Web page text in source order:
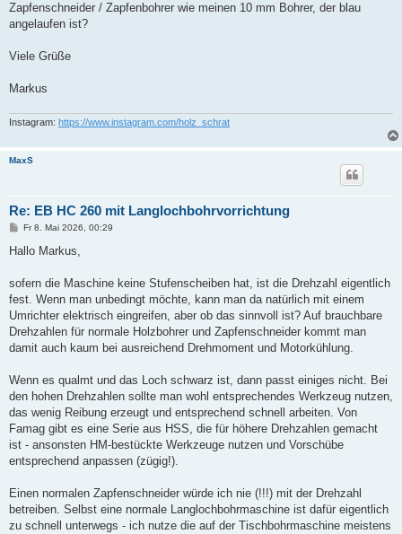
Zapfenschneider / Zapfenbohrer wie meinen 10 mm Bohrer, der blau
angelaufen ist?
Viele Grüße
Markus
Instagram: https://www.instagram.com/holz_schrat
MaxS
Re: EB HC 260 mit Langlochbohrvorrichtung
B
i
a
Fr 8. Mai 2026, 00:29
Hallo Markus,
sofern die Maschine keine Stufenscheiben hat, ist die Drehzahl eigentlich
fest. Wenn man unbedingt möchte, kann man da natürlich mit einem
Umrichter elektrisch eingreifen, aber ob das sinnvoll ist? Auf brauchbare
Drehzahlen für normale Holzbohrer und Zapfenschneider kommt man
damit auch kaum bei ausreichend Drehmoment und Motorkühlung.
Wenn es qualmt und das Loch schwarz ist, dann passt einiges nicht. Bei
den hohen Drehzahlen sollte man wohl entsprechendes Werkzeug nutzen,
das wenig Reibung erzeugt und entsprechend schnell arbeiten. Von
Famag gibt es eine Serie aus HSS, die für höhere Drehzahlen gemacht
ist - ansonsten HM-bestückte Werkzeuge nutzen und Vorschübe
entsprechend anpassen (zügig!).
Einen normalen Zapfenschneider würde ich nie (!!!) mit der Drehzahl
betreiben. Selbst eine normale Langlochbohrmaschine ist dafür eigentlich
zu schnell unterwegs - ich nutze die auf der Tischbohrmaschine meistens